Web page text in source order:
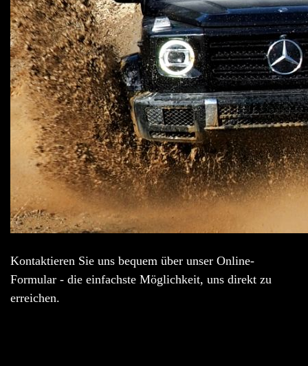
Kontaktieren Sie uns bequem über unser Online-
Formular - die einfachste Möglichkeit, uns direkt zu
erreichen.